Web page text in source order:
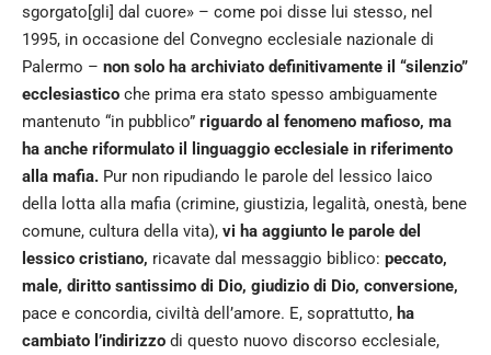
sgorgato[gli] dal cuore» – come poi disse lui stesso, nel
1995, in occasione del Convegno ecclesiale nazionale di
Palermo – non solo ha archiviato definitivamente il “silenzio”
ecclesiastico che prima era stato spesso ambiguamente
mantenuto “in pubblico” riguardo al fenomeno mafioso, ma
ha anche riformulato il linguaggio ecclesiale in riferimento
alla mafia. Pur non ripudiando le parole del lessico laico
della lotta alla mafia (crimine, giustizia, legalità, onestà, bene
comune, cultura della vita), vi ha aggiunto le parole del
lessico cristiano, ricavate dal messaggio biblico: peccato,
male, diritto santissimo di Dio, giudizio di Dio, conversione,
pace e concordia, civiltà dell’amore. E, soprattutto, ha
cambiato l’indirizzo di questo nuovo discorso ecclesiale,